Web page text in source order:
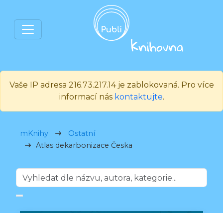
Vaše IP adresa 216.73.217.14 je zablokovaná. Pro více
informací nás kontaktujte.
mKnihy
Ostatní
Atlas dekarbonizace Česka